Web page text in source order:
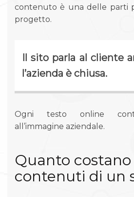
contenuto è una delle parti
progetto.
Il sito parla al cliente
l’azienda è chiusa.
Ogni testo online
all’immagine aziendale.
Quanto costano
contenuti di un